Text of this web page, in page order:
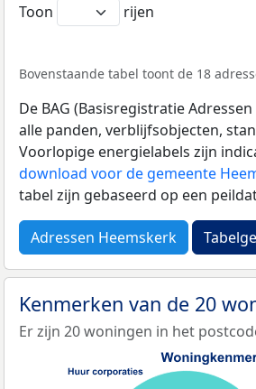
Toon
rijen
Bovenstaande tabel toont de 18
De BAG (Basisregistratie
alle panden, verblijfsobjecten,
Voorlopige energielabels zijn
download voor de gemeente
tabel zijn gebaseerd op een
Adressen Heemskerk
Kenmerken van de 20
Er zijn 20 woningen in het